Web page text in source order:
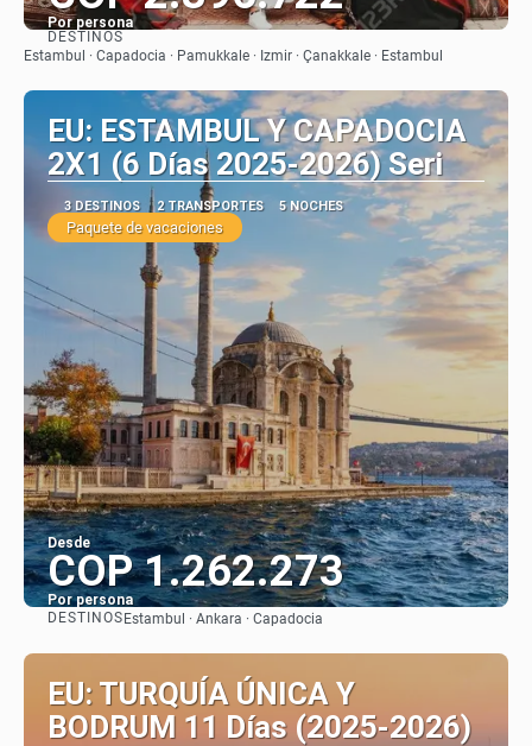
Por persona
Ver
DESTINOS
Estambul · Capadocia · Pamukkale · Izmir · Çanakkale · Estambul
EU: ESTAMBUL Y CAPADOCIA
2X1 (6 Días 2025-2026) Seri
3 DESTINOS 2 TRANSPORTES 5 NOCHES
Paquete de vacaciones
Desde
COP 1.262.273
Por persona
Ver
DESTINOSEstambul · Ankara · Capadocia
EU: TURQUÍA ÚNICA Y
BODRUM 11 Días (2025-2026)